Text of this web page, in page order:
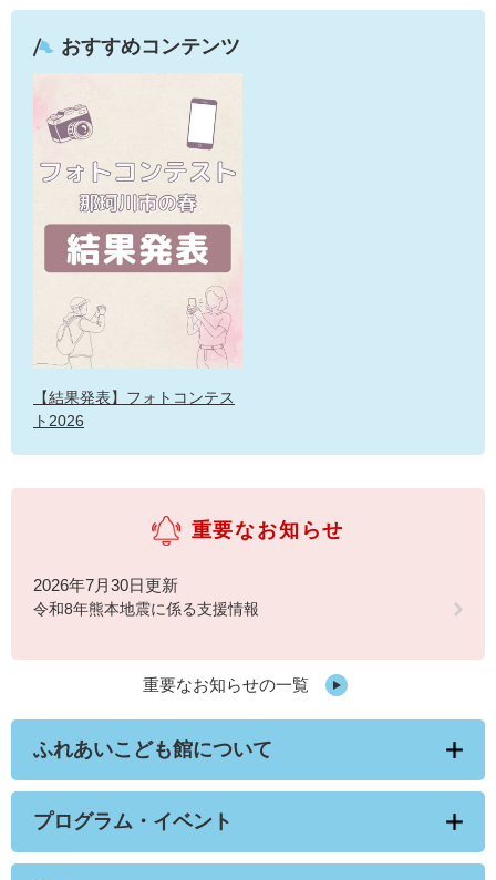
おすすめコンテンツ
【結果発表】フォトコンテス
ト2026
重要なお知らせ
2026年7月30日更新
令和8年熊本地震に係る支援情報
重要なお知らせの一覧
ふれあいこども館について
プログラム・イベント